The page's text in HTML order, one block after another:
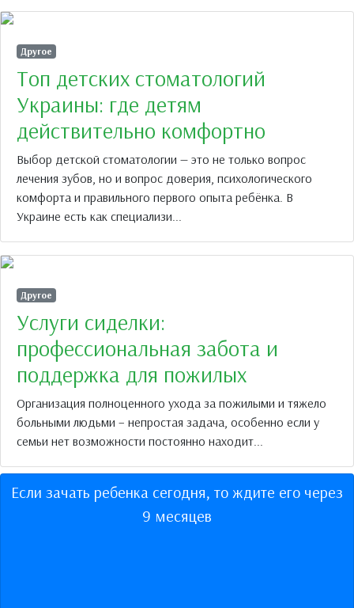
Другое
Топ детских стоматологий
Украины: где детям
действительно комфортно
Выбор детской стоматологии — это не только вопрос
лечения зубов, но и вопрос доверия, психологического
комфорта и правильного первого опыта ребёнка. В
Украине есть как специализи...
Другое
Услуги сиделки:
профессиональная забота и
поддержка для пожилых
Организация полноценного ухода за пожилыми и тяжело
больными людьми – непростая задача, особенно если у
семьи нет возможности постоянно находит...
Если зачать ребенка сегодня, то ждите его через
9 месяцев